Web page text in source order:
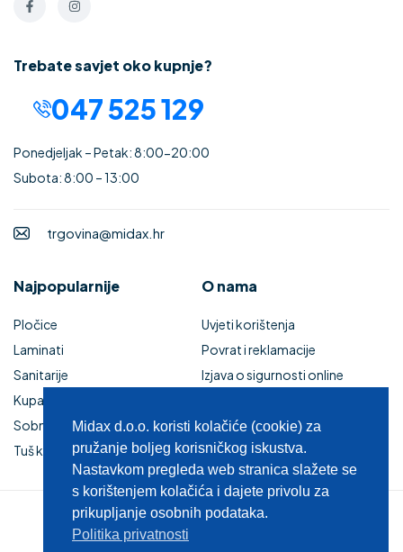
Trebate savjet oko kupnje?
047 525 129
Ponedjeljak – Petak: 8:00-20:00
Subota: 8:00 – 13:00
trgovina@midax.hr
Najpopularnije
Pločice
Laminati
Sanitarije
Kupaonski namještaj
Sobna vrata
Tuš kabine i kade
O nama
Uvjeti korištenja
Povrat i reklamacije
Izjava o sigurnosti online
Kupaonski namještaj
Zaštita privatnosti
© 2025 MIDAX d.o.o.
Midax d.o.o. koristi kolačiće (cookie) za
pružanje boljeg korisničkog iskustva.
Nastavkom pregleda web stranica slažete se
s korištenjem kolačića i dajete privolu za
prikupljanje osobnih podataka.
Politika privatnosti